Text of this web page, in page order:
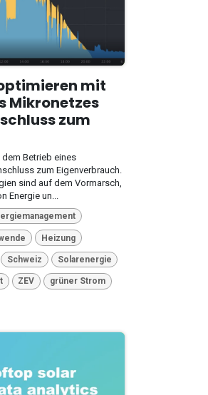
mit
Mikronetzes
zum
Betrieb eines
zum Eigenverbrauch.
sind auf dem Vormarsch,
Energie un...
Heizung
Schweiz Solarenergie
ZEV
grüner Strom